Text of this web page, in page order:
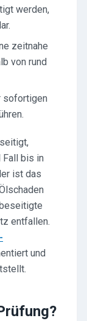
werden,
zeitnahe
von rund
sofortigen
Fall bis in
ist das
entfallen.
und